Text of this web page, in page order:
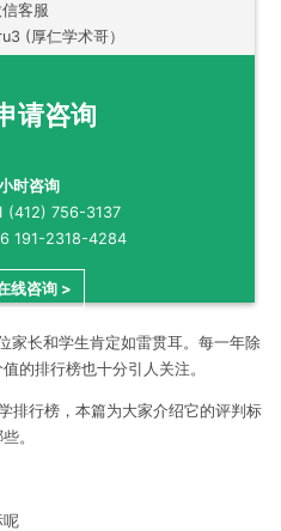
客服
(厚仁学术哥）
请咨询
时咨询
(412) 756-3137
191-2318-4284
线咨询 >
家长和学生肯定如雷贯耳。每一年除
的排行榜也十分引人关注。
排行榜，本篇为大家介绍它的评判标
。
呢